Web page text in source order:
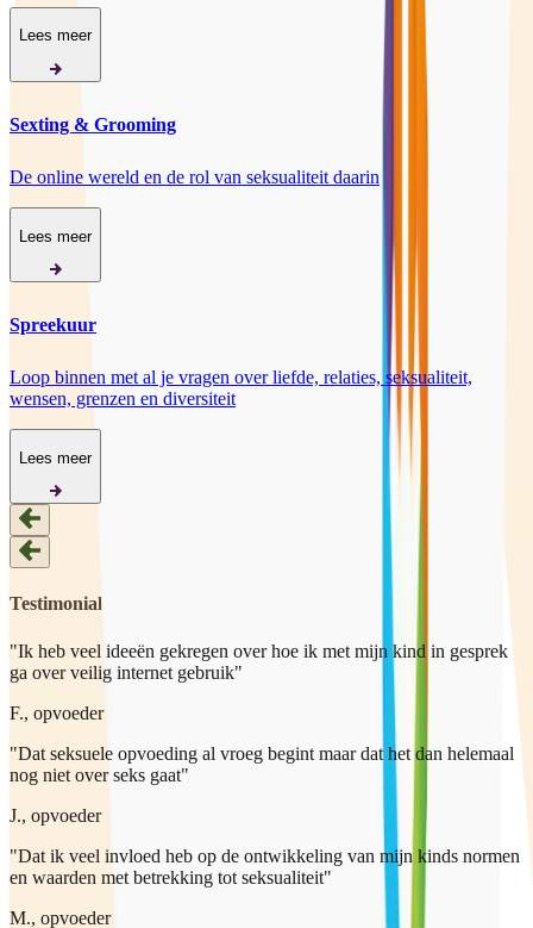
Lees meer
Sexting & Grooming
De online wereld en de rol van seksualiteit daarin
Lees meer
Spreekuur
Loop binnen met al je vragen over liefde, relaties, seksualiteit,
wensen, grenzen en diversiteit
Lees meer
Testimonials
"Ik heb veel ideeën gekregen over hoe ik met mijn kind in gesprek
ga over veilig internet gebruik"
F., opvoeder
"Dat seksuele opvoeding al vroeg begint maar dat het dan helemaal
nog niet over seks gaat"
J., opvoeder
"Dat ik veel invloed heb op de ontwikkeling van mijn kinds normen
en waarden met betrekking tot seksualiteit"
M., opvoeder